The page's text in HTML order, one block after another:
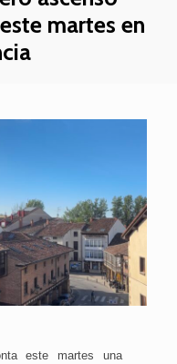
martes en
este martes una